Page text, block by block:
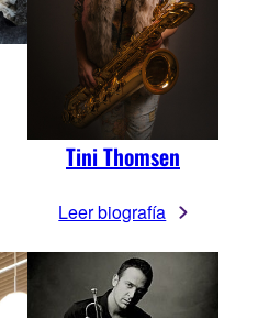
Tini Thomsen
Leer biografía